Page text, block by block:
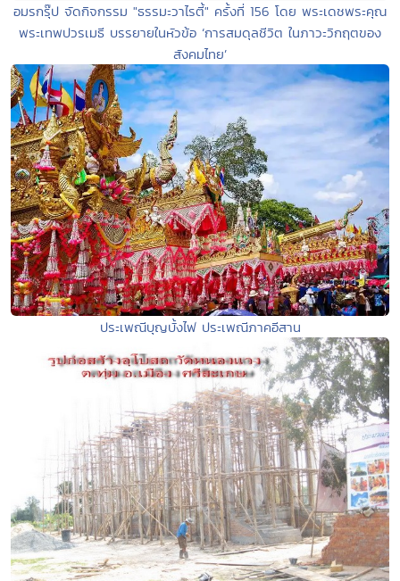
อมรกรุ๊ป จัดกิจกรรม "ธรรมะวาไรตี้" ครั้งที่ 156 โดย พระเดชพระคุณ
พระเทพปวรเมธี บรรยายในหัวข้อ ‘การสมดุลชีวิต ในภาวะวิกฤตของ
สังคมไทย’
ประเพณีบุญบั้งไฟ ประเพณีภาคอีสาน